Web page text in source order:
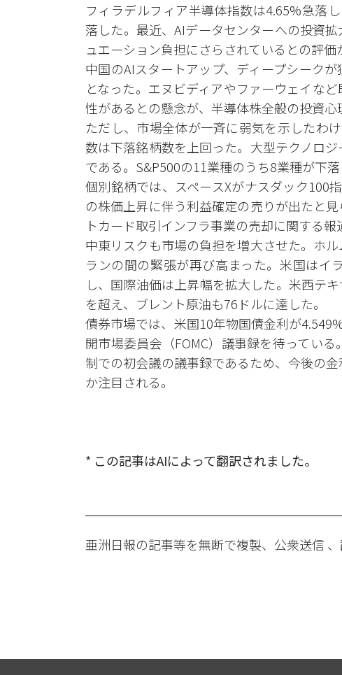
フィラデルフィア半導体指数は4.65%急落
落した。最近、AIデータセンターへの投資
ュエーション負担にさらされているとの評価
中国のAIスタートアップ、ディープシーク
となった。エヌビディアやファーウェイな
性があるとの懸念が、半導体株全般の投資心
ただし、市場全体が一斉に弱気を示したわ
数は下落銘柄数を上回った。大型テクノロ
である。S&P500の11業種のうち8業種が下
個別銘柄では、スペースXがナスダック100
の株価上昇に伴う利益確定の売りが出たと
トカード取引インフラ事業の売却に関する報
中東リスクも市場の負担を増大させた。ホ
ランの間の緊張が再び高まった。米国はイ
し、国際油価は上昇幅を拡大した。米西テ
を超え、ブレント原油も76ドルに達した。
債券市場では、米国10年物国債金利が
開市場委員会（FOMC）議事録を待ってい
制での初会議の議事録であるため、今後の
か注目される。
* この記事はAIによって翻訳されました。
亜洲日報の記事等を無断で複製、公衆送信